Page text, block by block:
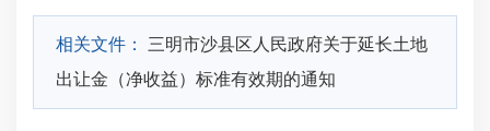
相关文件：
三明市沙县区人民政府关于延长土地
出让金（净收益）标准有效期的通知